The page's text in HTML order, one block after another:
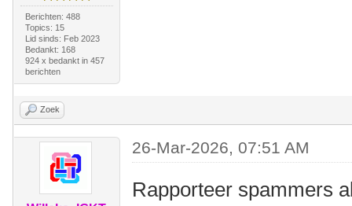
Berichten: 488
Topics: 15
Lid sinds: Feb 2023
Bedankt: 168
924 x bedankt in 457
berichten
Zoek
26-Mar-2026, 07:51 AM
Rapporteer spammers